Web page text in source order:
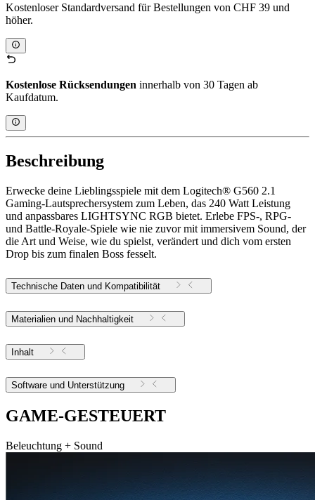
Kostenloser Standardversand für Bestellungen von CHF 39 und
höher.
Kostenlose Rücksendungen innerhalb von 30 Tagen ab
Kaufdatum.
Beschreibung
Erwecke deine Lieblingsspiele mit dem Logitech® G560 2.1
Gaming-Lautsprechersystem zum Leben, das 240 Watt Leistung
und anpassbares LIGHTSYNC RGB bietet. Erlebe FPS-, RPG-
und Battle-Royale-Spiele wie nie zuvor mit immersivem Sound, der
die Art und Weise, wie du spielst, verändert und dich vom ersten
Drop bis zum finalen Boss fesselt.
Technische Daten und Kompatibilität
Materialien und Nachhaltigkeit
Inhalt
Software und Unterstützung
GAME-GESTEUERT
Beleuchtung + Sound